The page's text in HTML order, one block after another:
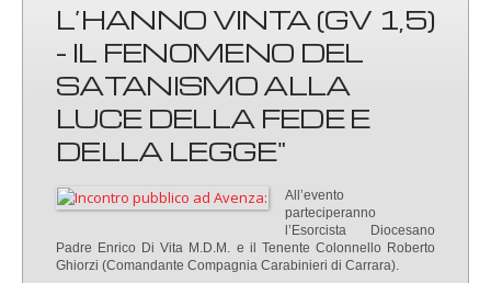
L’HANNO VINTA (GV 1,5)
- IL FENOMENO DEL
SATANISMO ALLA
LUCE DELLA FEDE E
DELLA LEGGE"
All’evento
parteciperanno
l’Esorcista Diocesano
Padre Enrico Di Vita M.D.M. e il Tenente Colonnello Roberto
Ghiorzi (Comandante Compagnia Carabinieri di Carrara).